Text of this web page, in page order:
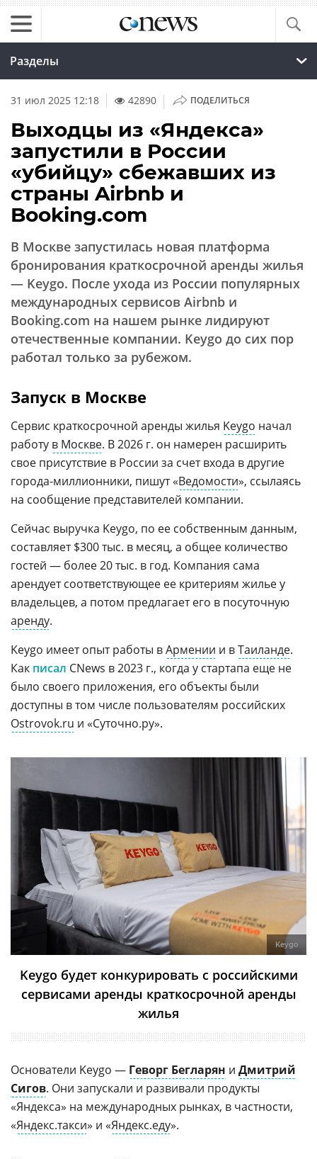
Разделы
31 июл 2025 12:18 42890 | ПОДЕЛИТЬСЯ
Выходцы из «Яндекса»
запустили в России
«убийцу» сбежавших из
страны Airbnb и
Booking.com
В Москве запустилась новая платформа
бронирования краткосрочной аренды жилья
— Keygo. После ухода из России популярных
международных сервисов Airbnb и
Booking.com на нашем рынке лидируют
отечественные компании. Keygo до сих пор
работал только за рубежом.
Запуск в Москве
Сервис краткосрочной аренды жилья Keygo начал
работу в Москве. В 2026 г. он намерен расширить
свое присутствие в России за счет входа в другие
города-миллионники, пишут «Ведомости», ссылаясь
на сообщение представителей компании.
Сейчас выручка Keygo, по ее собственным данным,
составляет $300 тыс. в месяц, а общее количество
гостей — более 20 тыс. в год. Компания сама
арендует соответствующее ее критериям жилье у
владельцев, а потом предлагает его в посуточную
аренду.
Keygo имеет опыт работы вАрмении и вТаиланде.
Как писал CNews в 2023 г., когда у стартапа еще не
было своего приложения, его объекты были
доступны в том числе пользователям российских
Ostrovok.ru и «Суточно.ру».
Keygo
Keygo будет конкурировать с российскими
сервисами аренды краткосрочной аренды
жилья
Основатели Keygo — Геворг Бегларян и Дмитрий
Сигов. Они запускали и развивали продукты
«Яндекса» на международных рынках, в частности,
«Яндекс.такси» и «Яндекс.еду».